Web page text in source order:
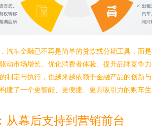
汽车金融已不再是简单的贷款或分期工具，而
动市场增长、优化消费者体验、提升品牌竞争
制定与执行，也越来越依赖于金融产品的创新
建了一个更智能、更便捷、更具吸引力的购车生
从幕后支持到营销前台